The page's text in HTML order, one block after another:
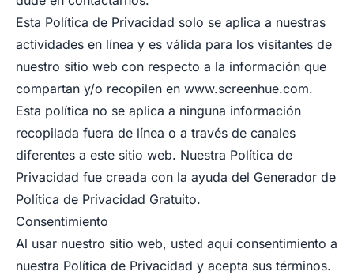
Esta Política de Privacidad solo se aplica a nuestras
actividades en línea y es válida para los visitantes de
nuestro sitio web con respecto a la información que
compartan y/o recopilen en www.screenhue.com.
Esta política no se aplica a ninguna información
recopilada fuera de línea o a través de canales
diferentes a este sitio web. Nuestra Política de
Privacidad fue creada con la ayuda del Generador de
Política de Privacidad Gratuito.
Consentimiento
Al usar nuestro sitio web, usted aquí consentimiento a
nuestra Política de Privacidad y acepta sus términos.